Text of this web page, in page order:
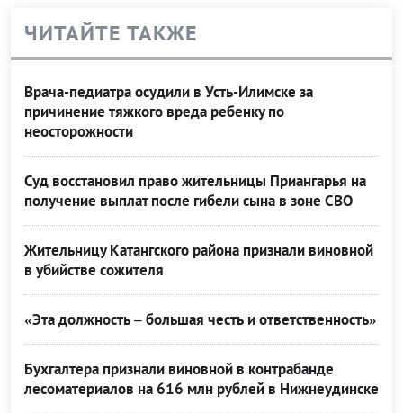
ЧИТАЙТЕ ТАКЖЕ
Врача-педиатра осудили в Усть-Илимске за
причинение тяжкого вреда ребенку по
неосторожности
Суд восстановил право жительницы Приангарья на
получение выплат после гибели сына в зоне СВО
Жительницу Катангского района признали виновной
в убийстве сожителя
«Эта должность – большая честь и ответственность»
Бухгалтера признали виновной в контрабанде
лесоматериалов на 616 млн рублей в Нижнеудинске